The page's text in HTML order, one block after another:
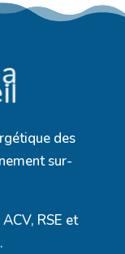
des
sur-
RSE et